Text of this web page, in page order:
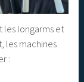
les longarms et
les machines
: